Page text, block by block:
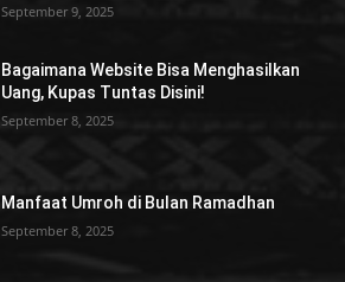
September 9, 2025
Bagaimana Website Bisa Menghasilkan
Uang, Kupas Tuntas Disini!
September 8, 2025
Manfaat Umroh di Bulan Ramadhan
September 8, 2025